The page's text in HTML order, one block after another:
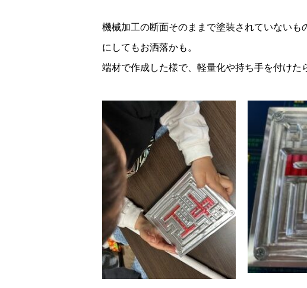
機械加工の断面そのままで塗装されていない
にしてもお洒落かも。
端材で作成した様で、軽量化や持ち手を付けた